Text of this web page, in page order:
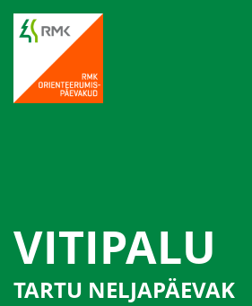
VITIPALU
TARTU NELJAPÄEVAK